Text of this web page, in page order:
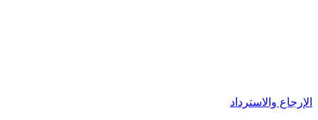
الإرجاع والاسترداد